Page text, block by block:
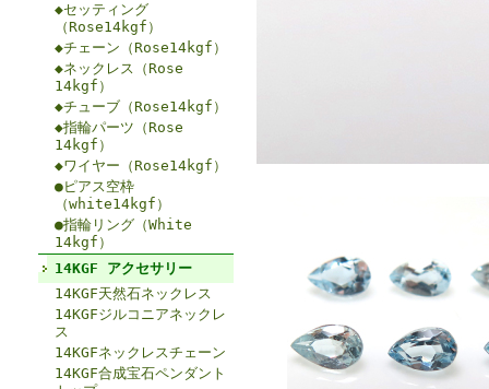
◆セッティング
（Rose14kgf）
◆チェーン（Rose14kgf）
◆ネックレス（Rose
14kgf）
◆チューブ（Rose14kgf）
◆指輪パーツ（Rose
14kgf）
◆ワイヤー（Rose14kgf）
●ピアス空枠
（white14kgf）
●指輪リング（White
14kgf）
14KGF アクセサリー
14KGF天然石ネックレス
14KGFジルコニアネックレ
ス
14KGFネックレスチェーン
14KGF合成宝石ペンダント